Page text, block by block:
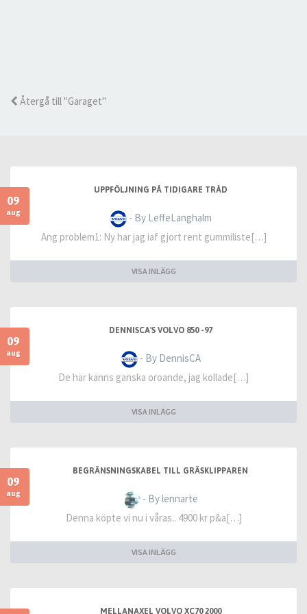
Återgå till "Garaget"
09
aug
UPPFÖLJNING PÅ TIDIGARE TRÅD
- By LeffeLanghalm
Ang problem1: Ny har jag iaf gjort rent gummiliste[…]
VISA INLÄGG
09
aug
DENNISCA'S VOLVO 850 -97
- By DennisCA
De här känns ganska oroande, jag kollade[…]
VISA INLÄGG
09
aug
BEGRÄNSNINGSKABEL TILL GRÄSKLIPPAREN
- By lennarte
Denna köpte vi nu i våras.. 4900 kr p&a[…]
VISA INLÄGG
MELLANAXEL VOLVO XC70 2000